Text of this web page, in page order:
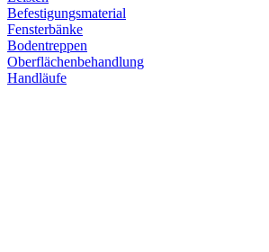
Befestigungsmaterial
Fensterbänke
Bodentreppen
Oberflächenbehandlung
Handläufe